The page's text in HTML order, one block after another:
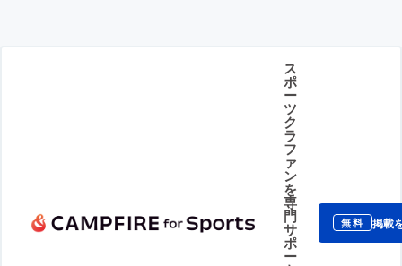
ス
ポ
ー
ツ
ク
ラ
フ
ァ
ン
を
専
門
サ
ポ
ー
無料 掲載